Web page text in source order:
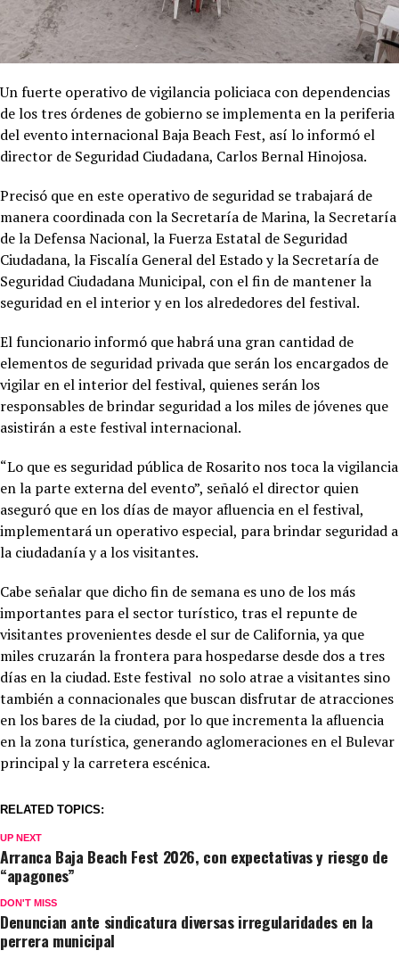
Un fuerte operativo de vigilancia policiaca con dependencias
de los tres órdenes de gobierno se implementa en la periferia
del evento internacional Baja Beach Fest, así lo informó el
director de Seguridad Ciudadana, Carlos Bernal Hinojosa.
Precisó que en este operativo de seguridad se trabajará de
manera coordinada con la Secretaría de Marina, la Secretaría
de la Defensa Nacional, la Fuerza Estatal de Seguridad
Ciudadana, la Fiscalía General del Estado y la Secretaría de
Seguridad Ciudadana Municipal, con el fin de mantener la
seguridad en el interior y en los alrededores del festival.
El funcionario informó que habrá una gran cantidad de
elementos de seguridad privada que serán los encargados de
vigilar en el interior del festival, quienes serán los
responsables de brindar seguridad a los miles de jóvenes que
asistirán a este festival internacional.
“Lo que es seguridad pública de Rosarito nos toca la vigilancia
en la parte externa del evento”, señaló el director quien
aseguró que en los días de mayor afluencia en el festival,
implementará un operativo especial, para brindar seguridad a
la ciudadanía y a los visitantes.
Cabe señalar que dicho fin de semana es uno de los más
importantes para el sector turístico, tras el repunte de
visitantes provenientes desde el sur de California, ya que
miles cruzarán la frontera para hospedarse desde dos a tres
días en la ciudad. Este festival no solo atrae a visitantes sino
también a connacionales que buscan disfrutar de atracciones
en los bares de la ciudad, por lo que incrementa la afluencia
en la zona turística, generando aglomeraciones en el Bulevar
principal y la carretera escénica.
RELATED TOPICS:
UP NEXT
Arranca Baja Beach Fest 2026, con expectativas y riesgo de
“apagones”
DON'T MISS
Denuncian ante sindicatura diversas irregularidades en la
perrera municipal